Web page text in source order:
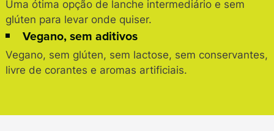
Uma ótima opção de lanche intermediário e sem
glúten para levar onde quiser.
Vegano, sem aditivos
Vegano, sem glúten, sem lactose, sem conservantes,
livre de corantes e aromas artificiais.